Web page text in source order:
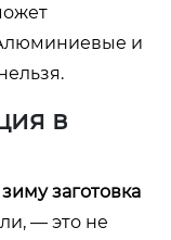
и
в
заготовка
— это не